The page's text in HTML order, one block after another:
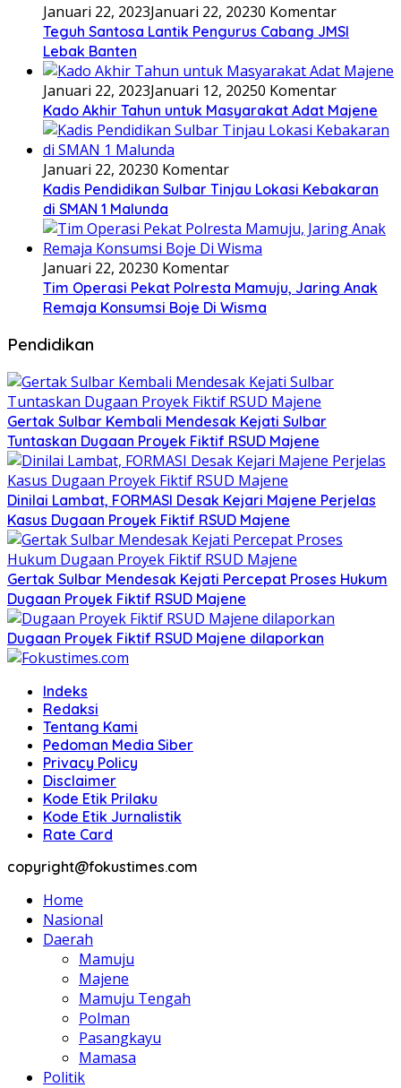
Januari 22, 2023Januari 22, 20230 Komentar
Teguh Santosa Lantik Pengurus Cabang JMSI
Lebak Banten
Januari 22, 2023Januari 12, 20250 Komentar
Kado Akhir Tahun untuk Masyarakat Adat Majene
Januari 22, 20230 Komentar
Kadis Pendidikan Sulbar Tinjau Lokasi Kebakaran
di SMAN 1 Malunda
Januari 22, 20230 Komentar
Tim Operasi Pekat Polresta Mamuju, Jaring Anak
Remaja Konsumsi Boje Di Wisma
Pendidikan
Gertak Sulbar Kembali Mendesak Kejati Sulbar
Tuntaskan Dugaan Proyek Fiktif RSUD Majene
Dinilai Lambat, FORMASI Desak Kejari Majene Perjelas
Kasus Dugaan Proyek Fiktif RSUD Majene
Gertak Sulbar Mendesak Kejati Percepat Proses Hukum
Dugaan Proyek Fiktif RSUD Majene
Dugaan Proyek Fiktif RSUD Majene dilaporkan
Indeks
Redaksi
Tentang Kami
Pedoman Media Siber
Privacy Policy
Disclaimer
Kode Etik Prilaku
Kode Etik Jurnalistik
Rate Card
copyright@fokustimes.com
Home
Nasional
Daerah
Mamuju
Majene
Mamuju Tengah
Polman
Pasangkayu
Mamasa
Politik